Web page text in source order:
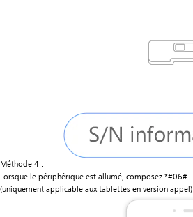
Méthode 4 :
Lorsque le périphérique est allumé, composez *#06#.
(uniquement applicable aux tablettes en version appel)